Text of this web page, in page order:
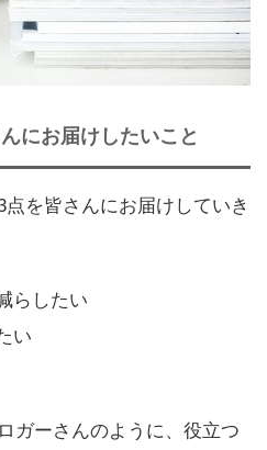
にお届けしたいこと
を皆さんにお届けしていき
らしたい
い
ガーさんのように、役立つ